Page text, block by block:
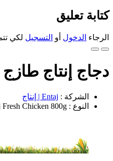
كتابة تعليق
الرجاء الدخول أو التسجيل لكي
دجاج إنتاج طازج مبرد
الشركة : Entaj | إنتاج
النوع : Entaj Fresh Chicken 800g